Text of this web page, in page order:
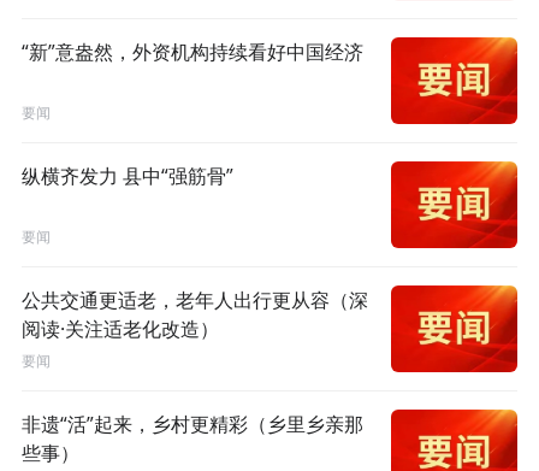
“新”意盎然，外资机构持续看好中国经济
要闻
纵横齐发力 县中“强筋骨”
要闻
公共交通更适老，老年人出行更从容（深
阅读·关注适老化改造）
要闻
非遗“活”起来，乡村更精彩（乡里乡亲那
些事）